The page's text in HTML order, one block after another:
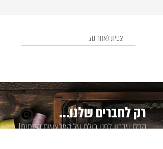
צפית לאחרונה.
קבלו עדכון לפני כולם על המבצעים החמים!
רק לחברים שלנו...